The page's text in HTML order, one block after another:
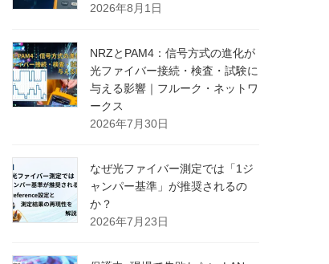
2026年8月1日
NRZとPAM4：信号方式の進化が
光ファイバー接続・検査・試験に
与える影響｜フルーク・ネットワ
ークス
2026年7月30日
なぜ光ファイバー測定では「1ジ
ャンパー基準」が推奨されるの
か？
2026年7月23日